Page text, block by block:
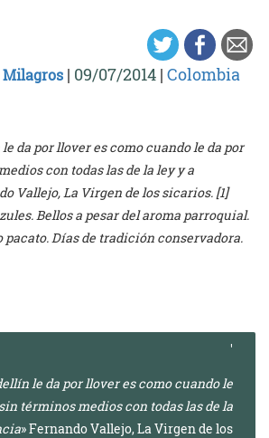
Milagros | 09/07/2014 | Colombia
da por llover es como cuando le da por
con todas las de la ley y a
Vallejo, La Virgen de los sicarios. [1]
Bellos a pesar del aroma parroquial.
Días de tradición conservadora.
le da por llover es como cuando le
términos medios con todas las de la
» Fernando Vallejo, La Virgen de los